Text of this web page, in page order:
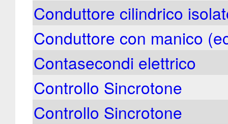
Conduttore cilindrico
Conduttore con manico
Contasecondi elettrico
Controllo Sincrotone
Controllo Sincrotone